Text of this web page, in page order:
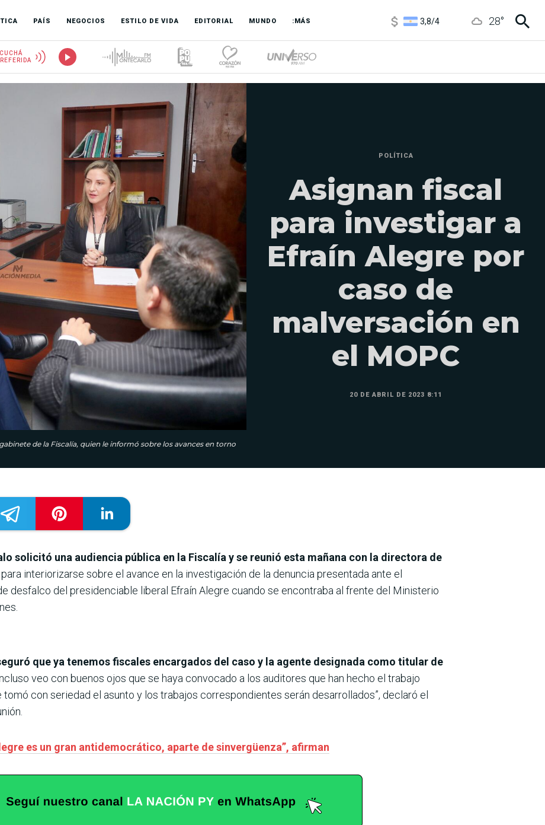
PAÍS NEGOCIOS ESTILO DE VIDA EDITORIAL MUNDO :MÁS
6850/ 28°
de la Fiscalía, quien le informó sobre los avances en torno
POLÍTICA
Asignan fiscal
para investigar a
Efraín Alegre por
caso de
malversación en
el MOPC
20 DE ABRIL DE 2023 8:11
solicitó una audiencia pública en la Fiscalía y se reunió esta mañana con la directora de
para interiorizarse sobre el avance en la investigación de la denuncia presentada ante el
desfalco del presidenciable liberal Efraín Alegre cuando se encontraba al frente del Ministerio
que ya tenemos fiscales encargados del caso y la agente designada como titular de
veo con buenos ojos que se haya convocado a los auditores que han hecho el trabajo
con seriedad el asunto y los trabajos correspondientes serán desarrollados”, declaró el
es un gran antidemocrático, aparte de sinvergüenza”, afirman